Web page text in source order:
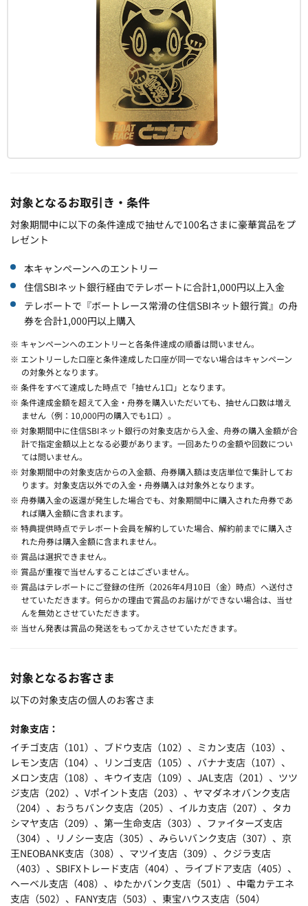
対象となるお取引き・条件
対象期間中に以下の条件達成で抽せんで100名さまに豪華賞品をプ
レゼント
本キャンペーンへのエントリー
住信SBIネット銀行経由でテレボートに合計1,000円以上入金
テレボートで『ボートレース常滑の住信SBIネット銀行賞』の舟
券を合計1,000円以上購入
※ キャンペーンへのエントリーと各条件達成の順番は問いません。
※ エントリーした口座と条件達成した口座が同一でない場合はキャンペーン
の対象外となります。
※ 条件をすべて達成した時点で「抽せん1口」となります。
※ 条件達成金額を超えて入金・舟券を購入いただいても、抽せん口数は増え
ません（例：10,000円の購入でも1口）。
※ 対象期間中に住信SBIネット銀行の対象支店から入金、舟券の購入金額が合
計で指定金額以上となる必要があります。一回あたりの金額や回数につい
ては問いません。
※ 対象期間中の対象支店からの入金額、舟券購入額は支店単位で集計してお
ります。対象支店以外での入金・舟券購入は対象外となります。
※ 舟券購入金の返還が発生した場合でも、対象期間中に購入された舟券であ
れば購入金額に含まれます。
※ 特典提供時点でテレボート会員を解約していた場合、解約前までに購入さ
れた舟券は購入金額に含まれません。
※ 賞品は選択できません。
※ 賞品が重複で当せんすることはございません。
※ 賞品はテレボートにご登録の住所（2026年4月10日（金）時点）へ送付さ
せていただきます。何らかの理由で賞品のお届けができない場合は、当せ
んを無効とさせていただきます。
※ 当せん発表は賞品の発送をもってかえさせていただきます。
対象となるお客さま
以下の対象支店の個人のお客さま
対象支店
イチゴ支店（101）、ブドウ支店（102）、ミカン支店（103）、
レモン支店（104）、リンゴ支店（105）、バナナ支店（107）、
メロン支店（108）、キウイ支店（109）、JAL支店（201）、ツツ
ジ支店（202）、Vポイント支店（203）、ヤマダネオバンク支店
（204）、おうちバンク支店（205）、イルカ支店（207）、タカ
シマヤ支店（209）、第一生命支店（303）、ファイターズ支店
（304）、リノシー支店（305）、みらいバンク支店（307）、京
王NEOBANK支店（308）、マツイ支店（309）、クジラ支店
（403）、SBIFXトレード支店（404）、ライブドア支店（405）、
ヘーベル支店（408）、ゆたかバンク支店（501）、中電カテエネ
支店（502）、FANY支店（503）、東宝ハウス支店（504）